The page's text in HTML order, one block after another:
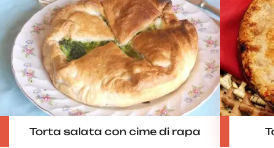
Torta salata con cime di rapa